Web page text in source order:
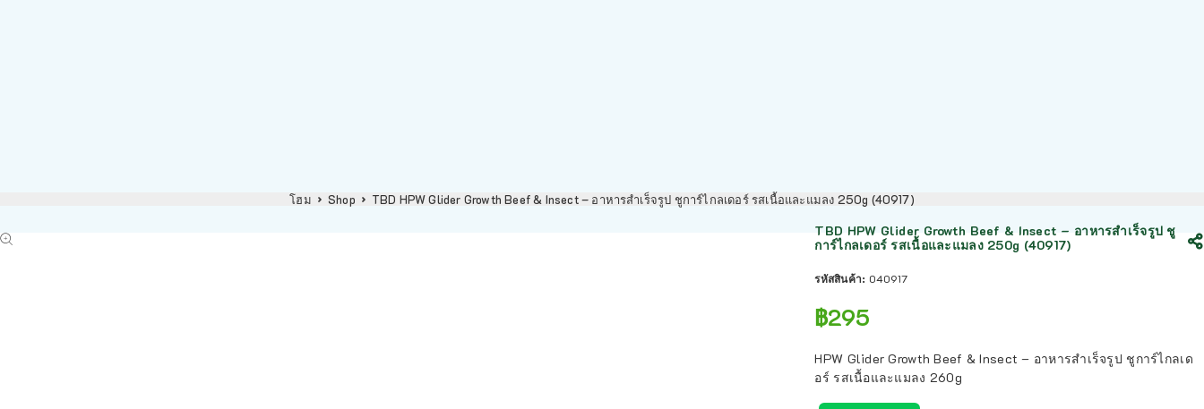
โฮม Shop TBD HPW Glider Growth Beef & Insect – อาหารสำเร็จรูป ชูการ์ไกลเดอร์ รสเนื้อและแมลง 250g (40917)
TBD HPW Glider Growth Beef & Insect – อาหารสำเร็จรูป ชู
การ์ไกลเดอร์ รสเนื้อและแมลง 250g (40917)
รหัสสินค้า: 040917
฿295
HPW Glider Growth Beef & Insect – อาหารสำเร็จรูป ชูการ์ไกลเด
อร์ รสเนื้อและแมลง 260g